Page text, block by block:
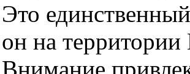
Это
он на